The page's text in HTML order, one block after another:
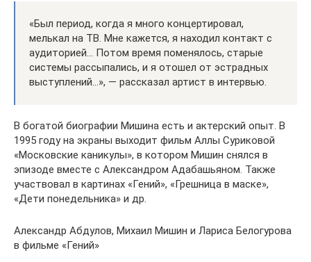
«Был период, когда я много концертировал,
мелькал на ТВ. Мне кажется, я находил контакт с
аудиторией… Потом время поменялось, старые
системы рассыпались, и я отошел от эстрадных
выступлений…», — рассказал артист в интервью.
В богатой биографии Мишина есть и актерский опыт. В
1995 году на экраны выходит фильм Аллы Суриковой
«Московские каникулы», в котором Мишин снялся в
эпизоде вместе с Александром Адабашьяном. Также
участвовал в картинах «Гений», «Грешница в маске»,
«Дети понедельника» и др.
Александр Абдулов, Михаил Мишин и Лариса Белогурова
в фильме «Гений»